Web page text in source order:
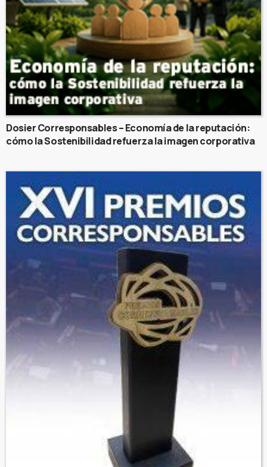
Dosier Corresponsables – Economía de la reputación:
cómo la Sostenibilidad refuerza la imagen corporativa